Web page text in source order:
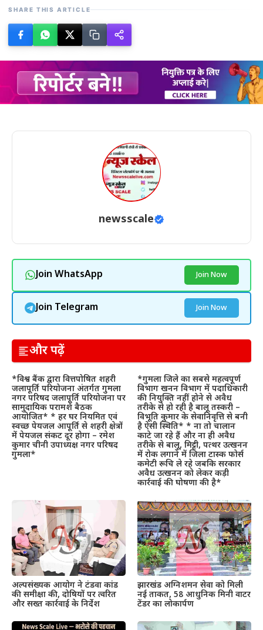
SHARE THIS ARTICLE
newsscale
Join WhatsApp Join Now
Join Telegram Join Now
और पढ़ें
*विश्व बैंक द्वारा वित्तपोषित शहरी
जलापूर्ति परियोजना अंतर्गत गुमला
नगर परिषद जलापूर्ति परियोजना पर
सामुदायिक परामर्श बैठक
आयोजित* * हर घर नियमित एवं
स्वच्छ पेयजल आपूर्ति से शहरी क्षेत्रों
में पेयजल संकट दूर होगा – रमेश
कुमार चीनी उपाध्यक्ष नगर परिषद
गुमला*
*गुमला जिले का सबसे महत्वपूर्ण
विभाग खनन विभाग में पदाधिकारी
की नियुक्ति नहीं होने से अवैध
तरीके से हो रही है बालू तस्करी –
विभूति कुमार के सेवानिवृत्ति से बनी
है ऐसी स्थिति* * ना तो चालान
काटे जा रहे हैं और ना ही अवैध
तरीके से बालू, मिट्टी, पत्थर उत्खनन
में रोक लगाने में जिला टास्क फोर्स
कमेटी रूचि ले रहे जबकि सरकार
अवैध उत्खनन को लेकर कड़ी
कार्रवाई की घोषणा की है*
अल्पसंख्यक आयोग ने टंडवा कांड
की समीक्षा की, दोषियों पर त्वरित
और सख्त कार्रवाई के निर्देश
झारखंड अग्निशमन सेवा को मिली
नई ताकत, 58 आधुनिक मिनी वाटर
टेंडर का लोकार्पण